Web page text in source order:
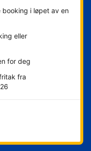
i løpet av en
eller
for deg
fra